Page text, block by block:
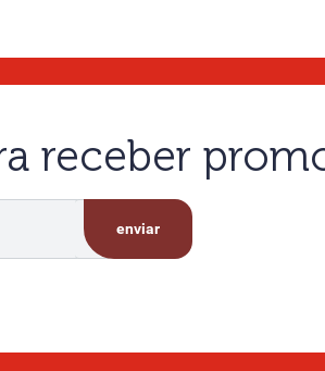
receber
enviar